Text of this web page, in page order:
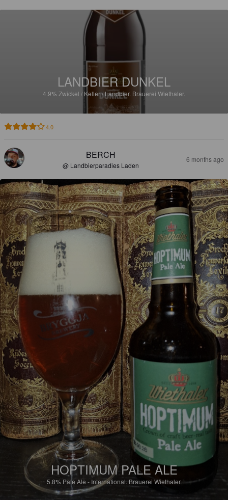
LANDBIER DUNKEL
4.9% Zwickel / Keller / Landbier. Brauerei Wiethaler.
4.0
BERCH
@ Landbierparadies Laden
6 months ago
HOPTIMUM PALE ALE
5.8% Pale Ale - International. Brauerei Wiethaler.